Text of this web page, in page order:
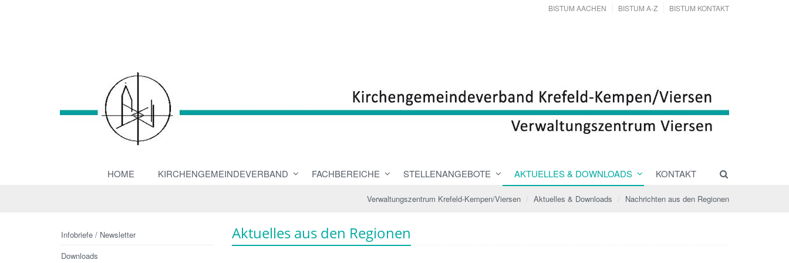
BISTUM AACHEN BISTUM A-Z BISTUM KONTAKT
HOME KIRCHENGEMEINDEVERBAND FACHBEREICHE STELLENANGEBOTE AKTUELLES & DOWNLOADS KONTAKT
Verwaltungszentrum Krefeld-Kempen/Viersen Aktuelles & Downloads Nachrichten aus den Regionen
Aktuelles aus den Regionen
Infobriefe / Newsletter
Downloads